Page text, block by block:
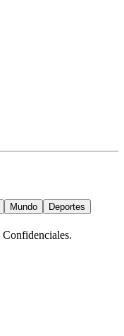
Mundo
Deportes
Confidenciales.